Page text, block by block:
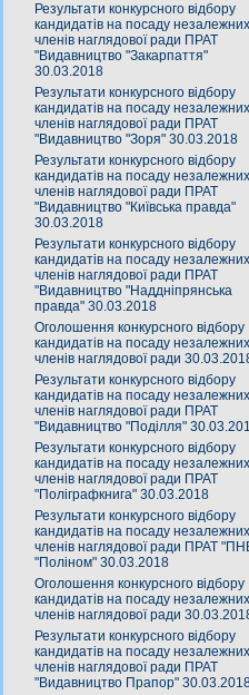
Результати конкурсного відбору
кандидатів на посаду незалежних
членів наглядової ради ПРАТ
"Видавництво "Закарпаття"
30.03.2018
Результати конкурсного відбору
кандидатів на посаду незалежних
членів наглядової ради ПРАТ
"Видавництво "Зоря" 30.03.2018
Результати конкурсного відбору
кандидатів на посаду незалежних
членів наглядової ради ПРАТ
"Видавництво "Київська правда"
30.03.2018
Результати конкурсного відбору
кандидатів на посаду незалежних
членів наглядової ради ПРАТ
"Видавництво "Наддніпрянська
правда" 30.03.2018
Оголошення конкурсного відбору
кандидатів на посаду незалежних
членів наглядової ради
Результати конкурсного відбору
кандидатів на посаду незалежних
членів наглядової ради ПРАТ
"Видавництво "Поділля"
Результати конкурсного відбору
кандидатів на посаду незалежних
членів наглядової ради ПРАТ
"Поліграфкнига" 30.03.2018
Результати конкурсного відбору
кандидатів на посаду незалежних
членів наглядової ради ПРАТ
"Поліном" 30.03.2018
Оголошення конкурсного відбору
кандидатів на посаду незалежних
членів наглядової ради
Результати конкурсного відбору
кандидатів на посаду незалежних
членів наглядової ради ПРАТ
"Видавництво Прапор"